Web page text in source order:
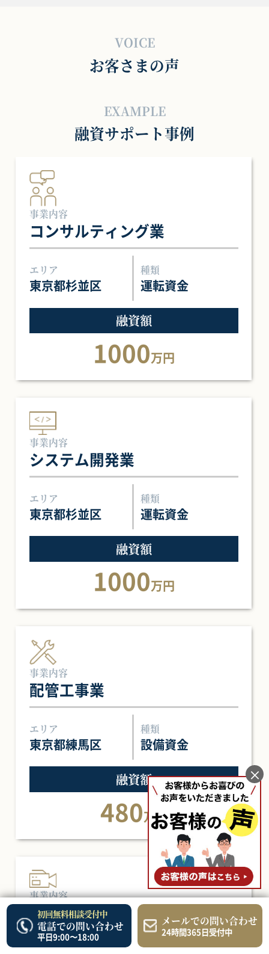
VOICE
お客さまの声
EXAMPLE
融資サポート事例
事業内容
コンサルティング業
エリア
東京都杉並区
種類
運転資金
融資額
1000万円
事業内容
システム開発業
エリア
東京都杉並区
種類
運転資金
融資額
1000万円
事業内容
配管工事業
エリア
東京都練馬区
種類
設備資金
融資額
480万円
事業内容
映像制作業
エリア 種類
初回無料相談受付中
電話での問い合わせ
平日9:00〜18:00
メールでの問い合わせ
24時間365日受付中
×